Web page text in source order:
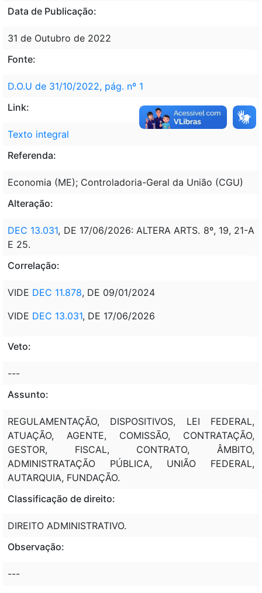
Data de Publicação:
31 de Outubro de 2022
Fonte:
D.O.U de 31/10/2022, pág. nº 1
Link:
Texto integral
Referenda:
Economia (ME); Controladoria-Geral da União (CGU)
Alteração:
DEC 13.031, DE 17/06/2026: ALTERA ARTS. 8º, 19, 21-A
E 25.
Correlação:
VIDE DEC 11.878, DE 09/01/2024
VIDE DEC 13.031, DE 17/06/2026
Veto:
---
Assunto:
REGULAMENTAÇÃO, DISPOSITIVOS, LEI FEDERAL,
ATUAÇÃO, AGENTE, COMISSÃO, CONTRATAÇÃO,
GESTOR, FISCAL, CONTRATO, ÂMBITO,
ADMINISTRATAÇÃO PÚBLICA, UNIÃO FEDERAL,
AUTARQUIA, FUNDAÇÃO.
Classificação de direito:
DIREITO ADMINISTRATIVO.
Observação:
---